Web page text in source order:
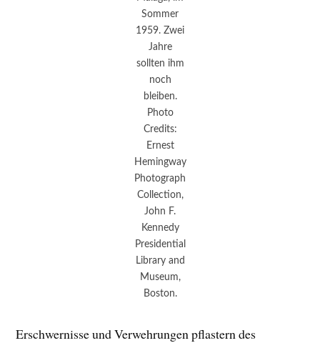
Sommer
1959. Zwei
Jahre
sollten ihm
noch
bleiben.
Photo
Credits:
Ernest
Hemingway
Photograph
Collection,
John F.
Kennedy
Presidential
Library and
Museum,
Boston.
Erschwernisse und Verwehrungen pflastern des